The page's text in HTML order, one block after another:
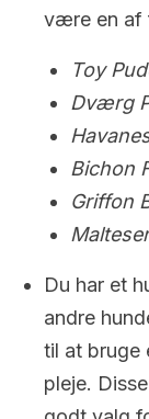
være en af
Toy
Dværg
Bichon
Griffon
Malteser
Du har et
andre
til at bruge
pleje.